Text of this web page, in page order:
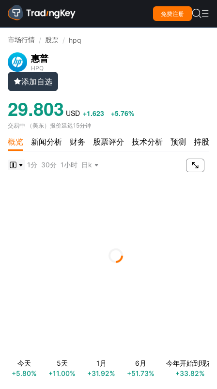
免费注册  
市场行情 / 股票 / hpq
惠普
HPQ
添加自选
29.803 USD +1.623 +5.76%
交易中 （ 美东） 报价延迟15分钟
概览 新闻分析 财务 股票评分 技术分析 预测 持股

1分 30分 1小时 日k
今天
+5.80%
5天
+11.00%
1月
+31.92%
6月
+51.73%
今年开始到现在
+33.82%